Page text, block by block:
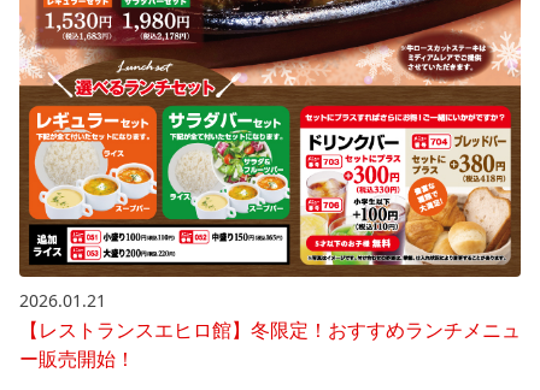
2026.01.21
【レストランスエヒロ館】冬限定！おすすめランチメニュ
ー販売開始！